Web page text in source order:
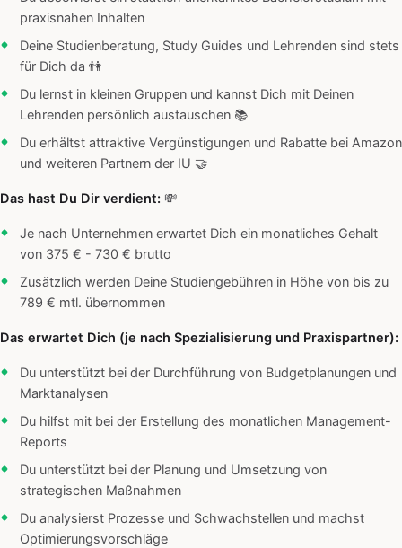
praxisnahen Inhalten
Deine Studienberatung, Study Guides und Lehrenden sind stets
für Dich da 👫
Du lernst in kleinen Gruppen und kannst Dich mit Deinen
Lehrenden persönlich austauschen 📚
Du erhältst attraktive Vergünstigungen und Rabatte bei Amazon
und weiteren Partnern der IU 🤝
Das hast Du Dir verdient: 💸
Je nach Unternehmen erwartet Dich ein monatliches Gehalt
von 375 € - 730 € brutto
Zusätzlich werden Deine Studiengebühren in Höhe von bis zu
789 € mtl. übernommen
Das erwartet Dich (je nach Spezialisierung und Praxispartner):
Du unterstützt bei der Durchführung von Budgetplanungen und
Marktanalysen
Du hilfst mit bei der Erstellung des monatlichen Management-
Reports
Du unterstützt bei der Planung und Umsetzung von
strategischen Maßnahmen
Du analysierst Prozesse und Schwachstellen und machst
Optimierungsvorschläge